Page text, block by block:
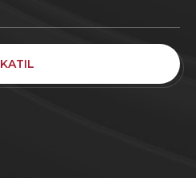
KATIL